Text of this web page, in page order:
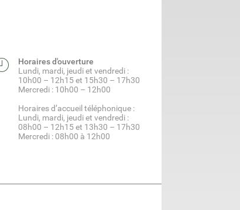
Horaires d'ouverture
Lundi, mardi, jeudi et vendredi :
10h00 – 12h15 et 15h30 – 17h30
Mercredi : 10h00 – 12h00
Horaires d’accueil téléphonique :
Lundi, mardi, jeudi et vendredi :
08h00 – 12h15 et 13h30 – 17h30
Mercredi : 08h00 à 12h00